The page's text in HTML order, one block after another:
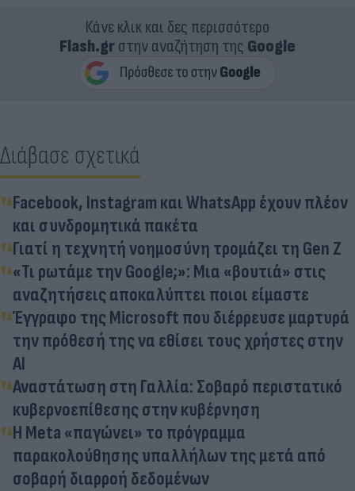
Κάνε κλικ και δες περισσότερο
Flash.grστην αναζήτηση της Google
Διάβασε σχετικά
Facebook, Instagram και WhatsApp έχουν πλέον
και συνδρομητικά πακέτα
Γιατί η τεχνητή νοημοσύνη τρομάζει τη Gen Z
«Τι ρωτάμε την Google;»: Μια «βουτιά» στις
αναζητήσεις αποκαλύπτει ποιοι είμαστε
Έγγραφο της Microsoft που διέρρευσε μαρτυρά
την πρόθεσή της να εθίσει τους χρήστες στην
ΑΙ
Αναστάτωση στη Γαλλία: Σοβαρό περιστατικό
κυβερνοεπίθεσης στην κυβέρνηση
H Meta «παγώνει» το πρόγραμμα
παρακολούθησης υπαλλήλων της μετά από
σοβαρή διαρροή δεδομένων